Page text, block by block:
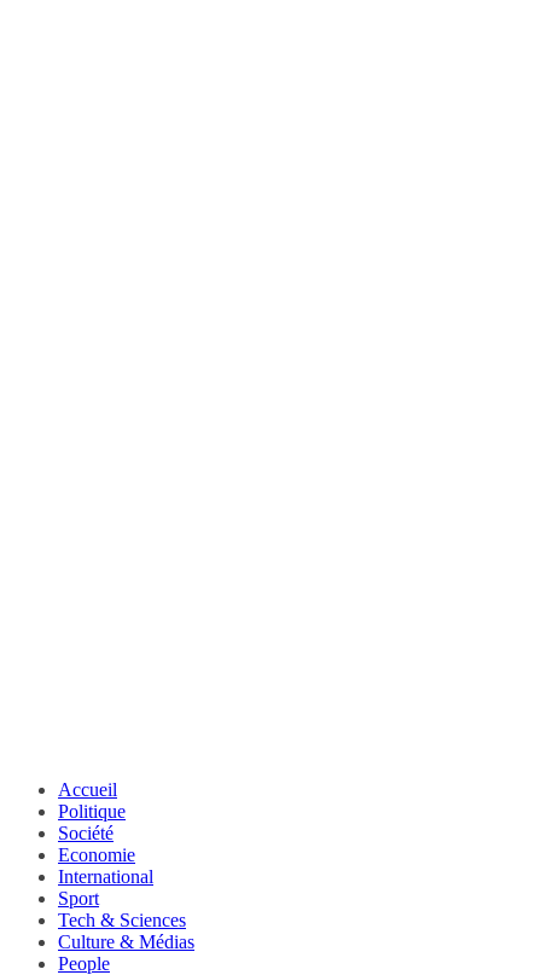
Accueil
Politique
Société
Economie
International
Sport
Tech & Sciences
Culture & Médias
People